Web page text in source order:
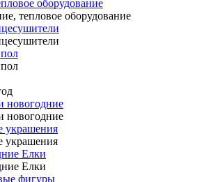
оборудование
тепловое оборудование
новогодние
новогодние
украшения
украшения
Елки
Елки
фигуры